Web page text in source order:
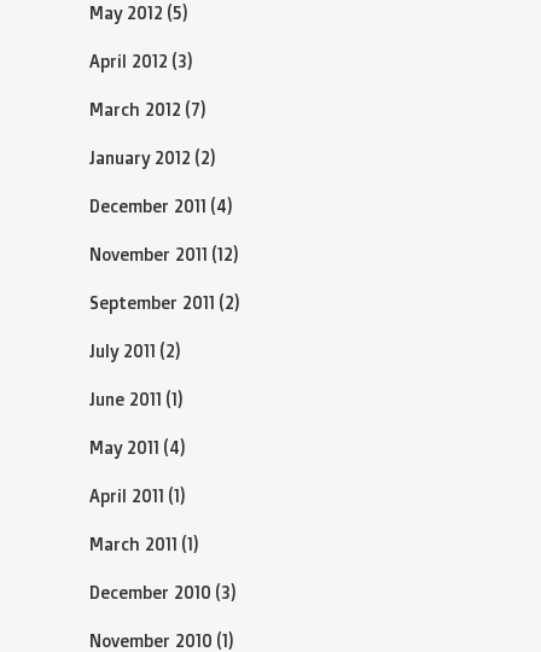
May 2012 (5)
April 2012 (3)
March 2012 (7)
January 2012 (2)
December 2011 (4)
November 2011 (12)
September 2011 (2)
July 2011 (2)
June 2011 (1)
May 2011 (4)
April 2011 (1)
March 2011 (1)
December 2010 (3)
November 2010 (1)